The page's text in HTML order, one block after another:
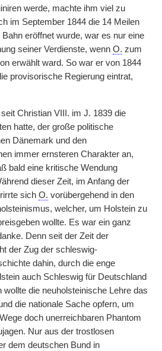
werde, machte ihm viel zu
im September 1844 die 14 Meilen
Bahn eröffnet wurde, war es nur eine
seiner Verdienste, wenn O. zum
erwählt ward. So war er von 1844
provisorische Regierung eintrat,
Christian VIII. im J. 1839 die
hatte, der große politische
Dänemark und den
immer ernsteren Charakter an,
bald eine kritische Wendung
dieser Zeit, im Anfang der
sich O. vorübergehend in den
welcher, um Holstein zu
wollte. Es war ein ganz
Denn seit der Zeit der
der Zug der schleswig-
dahin, durch die enge
auch Schleswig für Deutschland
wollte die neuholsteinische Lehre das
die nationale Sache opfern, um
doch unerreichbaren Phantom
Nur aus der trostlosen
dem deutschen Bund in